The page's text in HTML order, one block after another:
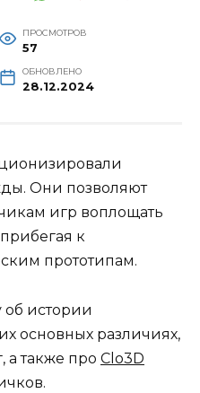
ПРОСМОТРОВ
57
ОБНОВЛЕНО
28.12.2024
Они позволяют
игр воплощать
к
прототипам.
об истории
основных различиях,
а также про Clo3D